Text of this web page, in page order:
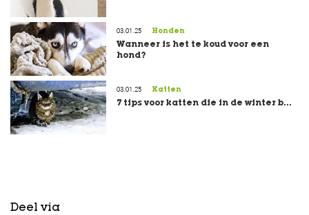
03.01.25 Honden
Wanneer is het te koud voor een
hond?
03.01.25 Katten
7 tips voor katten die in de winter b...
Deel via